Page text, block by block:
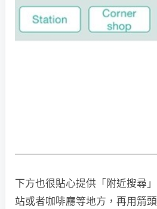
下方也很貼心提供「附近搜尋
站或者咖啡廳等地方，再用箭